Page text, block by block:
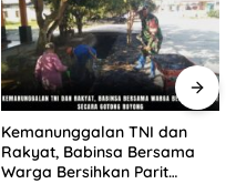
Babinsa Bersama Tim
Gabungan Berjibaku
Padamkan Karhutla di Desa